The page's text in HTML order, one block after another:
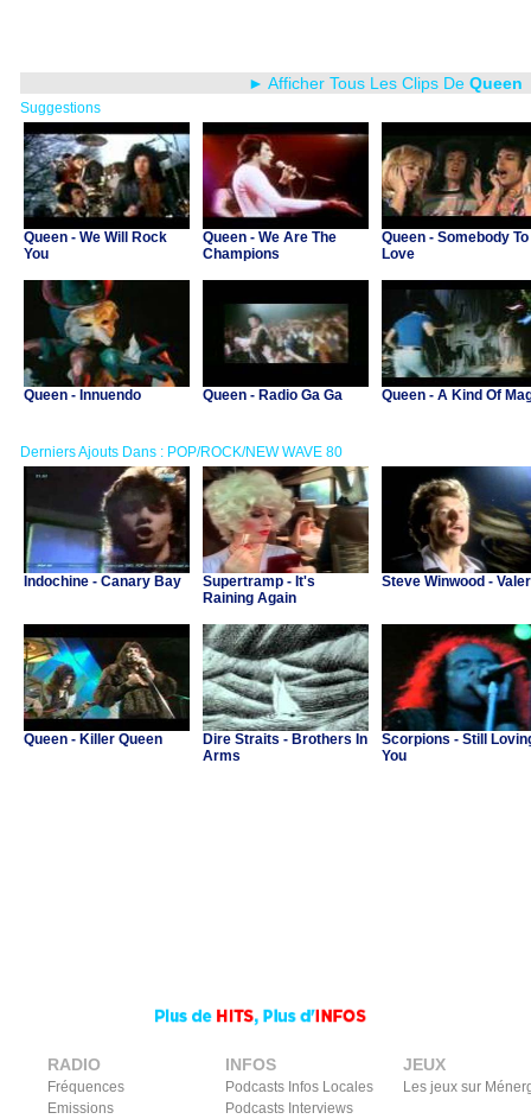
► Afficher Tous Les Clips De Queen
Suggestions
Queen - We Will Rock
You
Queen - We Are The
Champions
Queen - Somebody To
Love
Queen - Innuendo Queen - Radio Ga Ga Queen - A Kind Of
Derniers Ajouts Dans : POP/ROCK/NEW WAVE 80
Indochine - Canary Bay
Supertramp - It's
Raining Again
Steve Winwood -
Queen - Killer Queen
Dire Straits - Brothers In
Arms
Scorpions - Still
You
RADIO
Fréquences
Emissions
INFOS
Podcasts Infos Locales
Podcasts Interviews
JEUX
Les jeux sur